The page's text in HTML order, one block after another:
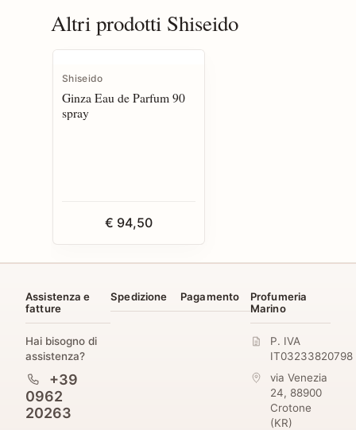
Altri prodotti Shiseido
Shiseido
Ginza Eau de Parfum 90
spray
€ 94,50
Assistenza e
fatture
Hai bisogno di
assistenza?
+39
0962
20263
Spedizione Pagamento
Profumeria
Marino
P. IVA
IT03233820798
via Venezia
24, 88900
Crotone
(KR)